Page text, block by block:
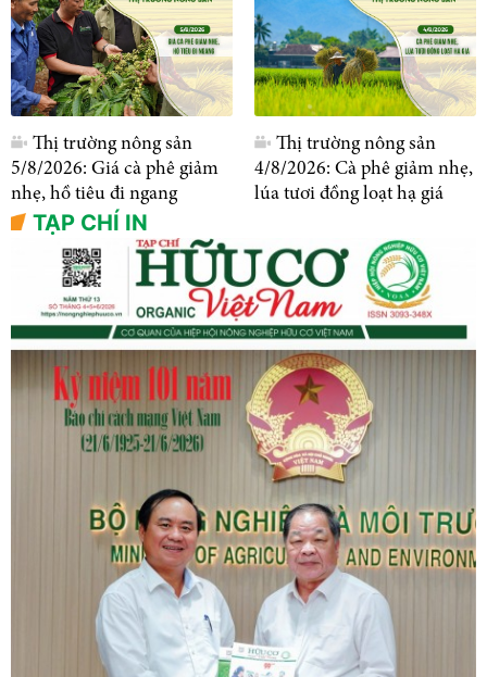
Thị trường nông sản
5/8/2026: Giá cà phê giảm
nhẹ, hồ tiêu đi ngang
Thị trường nông sản
4/8/2026: Cà phê giảm nhẹ,
lúa tươi đồng loạt hạ giá
TẠP CHÍ IN